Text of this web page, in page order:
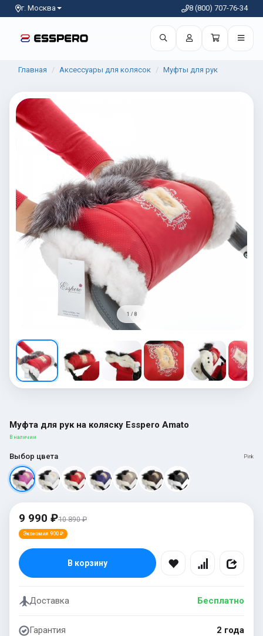
г. Москва 8 (800) 707-76-34
Главная Аксессуары для колясок Муфты для рук
1 / 8
Муфта для рук на коляску Esspero Amato
В наличии
Выбор цвета Pink
9 990 ₽10 890 ₽
Экономия 900 ₽
В корзину
Доставка Бесплатно
Гарантия 2 года